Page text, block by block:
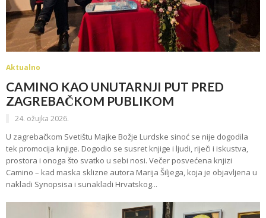
Aktualno
CAMINO KAO UNUTARNJI PUT PRED
ZAGREBAČKOM PUBLIKOM
24. ožujka 2026.
U zagrebačkom Svetištu Majke Božje Lurdske sinoć se nije dogodila
tek promocija knjige. Dogodio se susret knjige i ljudi, riječi i iskustva,
prostora i onoga što svatko u sebi nosi. Večer posvećena knjizi
Camino – kad maska sklizne autora Marija Šiljega, koja je objavljena u
nakladi Synopsisa i sunakladi Hrvatskog...